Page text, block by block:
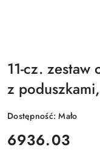
11-cz.
z
Dostępność:Mało
cena:
6936.03